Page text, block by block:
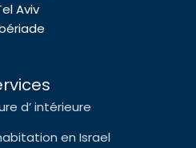
Aviv
d’ intérieure
en Israel